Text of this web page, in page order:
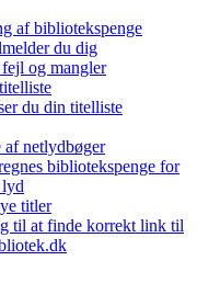
af bibliotekspenge
du dig
og mangler
du din titelliste
netlydbøger
bibliotekspenge for
titler
til at finde korrekt link til